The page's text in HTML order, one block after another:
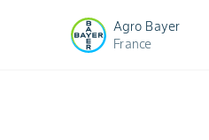
Agro Bayer
France